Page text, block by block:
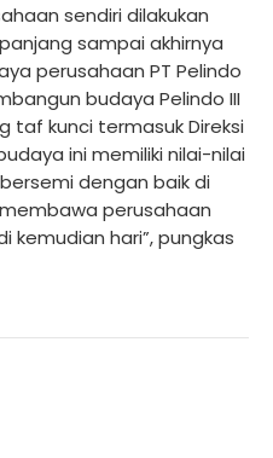
sendiri dilakukan
sampai akhirnya
perusahaan PT Pelindo
budaya Pelindo III
kunci termasuk Direksi
ini memiliki nilai-nilai
dengan baik di
perusahaan
kemudian hari”, pungkas